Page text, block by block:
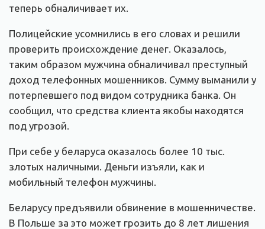
теперь обналичивает их.
Полицейские усомнились в его словах и решили
проверить происхождение денег. Оказалось,
таким образом мужчина обналичивал преступный
доход телефонных мошенников. Сумму выманили у
потерпевшего под видом сотрудника банка. Он
сообщил, что средства клиента якобы находятся
под угрозой.
При себе у беларуса оказалось более 10 тыс.
злотых наличными. Деньги изъяли, как и
мобильный телефон мужчины.
Беларусу предъявили обвинение в мошенничестве.
В Польше за это может грозить до 8 лет лишения